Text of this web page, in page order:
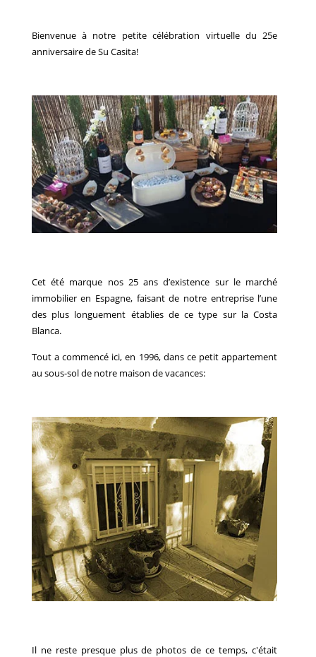
Bienvenue à notre petite célébration virtuelle du 25e
anniversaire de Su Casita!
Cet été marque nos 25 ans d’existence sur le marché
immobilier en Espagne, faisant de notre entreprise l’une
des plus longuement établies de ce type sur la Costa
Blanca.
Tout a commencé ici, en 1996, dans ce petit appartement
au sous-sol de notre maison de vacances:
Il ne reste presque plus de photos de ce temps, c'était